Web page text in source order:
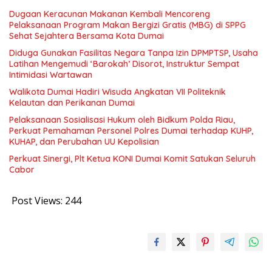
Dugaan Keracunan Makanan Kembali Mencoreng
Pelaksanaan Program Makan Bergizi Gratis (MBG) di SPPG
Sehat Sejahtera Bersama Kota Dumai
Diduga Gunakan Fasilitas Negara Tanpa Izin DPMPTSP, Usaha
Latihan Mengemudi ‘Barokah’ Disorot, Instruktur Sempat
Intimidasi Wartawan
Walikota Dumai Hadiri Wisuda Angkatan VII Politeknik
Kelautan dan Perikanan Dumai
Pelaksanaan Sosialisasi Hukum oleh Bidkum Polda Riau,
Perkuat Pemahaman Personel Polres Dumai terhadap KUHP,
KUHAP, dan Perubahan UU Kepolisian
Perkuat Sinergi, Plt Ketua KONI Dumai Komit Satukan Seluruh
Cabor
Post Views: 244